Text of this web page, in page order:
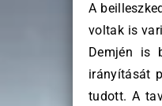
A
voltak is
Demjén is
irányítását
tudott. A